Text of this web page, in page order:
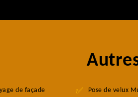
de façade Pose de velux